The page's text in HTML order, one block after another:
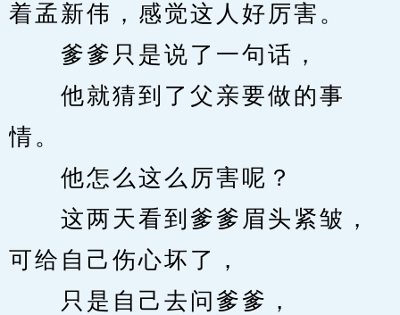
着孟新伟，感觉这人好厉害。
爹爹只是说了一句话，
他就猜到了父亲要做的事
情。
他怎么这么厉害呢？
这两天看到爹爹眉头紧皱，
可给自己伤心坏了，
只是自己去问爹爹，